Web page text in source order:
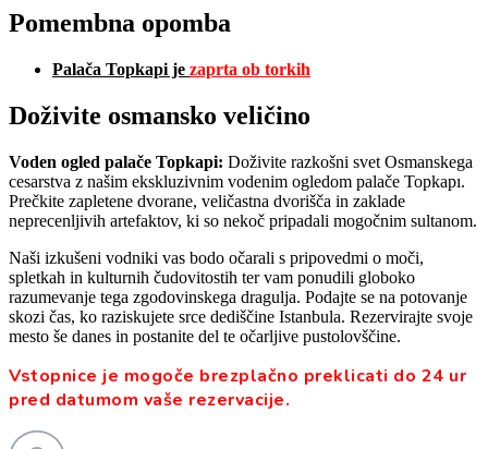
Pomembna opomba
Palača Topkapi je zaprta ob torkih
Doživite osmansko veličino
Voden ogled palače Topkapi: Doživite razkošni svet Osmanskega
cesarstva z našim ekskluzivnim vodenim ogledom palače Topkapı.
Prečkite zapletene dvorane, veličastna dvorišča in zaklade
neprecenljivih artefaktov, ki so nekoč pripadali mogočnim sultanom.
Naši izkušeni vodniki vas bodo očarali s pripovedmi o moči,
spletkah in kulturnih čudovitostih ter vam ponudili globoko
razumevanje tega zgodovinskega dragulja. Podajte se na potovanje
skozi čas, ko raziskujete srce dediščine Istanbula. Rezervirajte svoje
mesto še danes in postanite del te očarljive pustolovščine.
Vstopnice je mogoče brezplačno preklicati do 24 ur
pred datumom vaše rezervacije.